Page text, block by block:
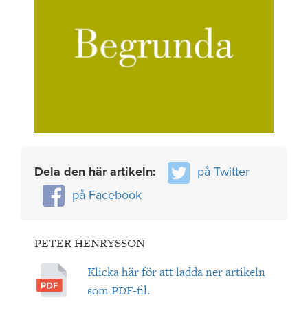
Dela den här artikeln:
på Twitter
på Facebook
PETER HENRYSSON
Klicka här för att ladda ner artikeln
som PDF-fil.